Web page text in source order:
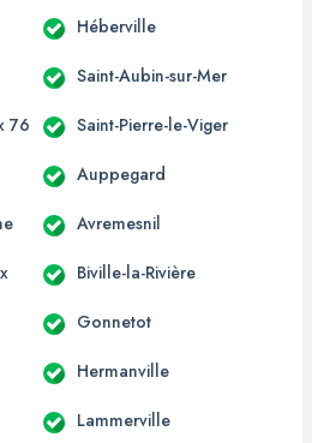
Héberville
Saint-Aubin-sur-Mer
76 Saint-Pierre-le-Viger
Auppegard
Avremesnil
Biville-la-Rivière
Gonnetot
Hermanville
Lammerville